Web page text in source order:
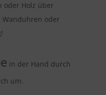
oder Holz über
Wanduhren oder
in der Hand durch
um.